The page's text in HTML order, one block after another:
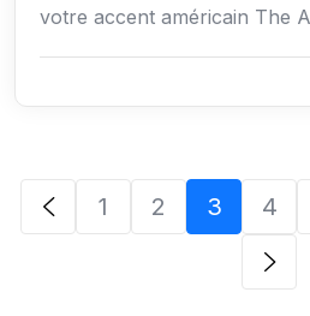
votre accent américain The
1 2 3 4